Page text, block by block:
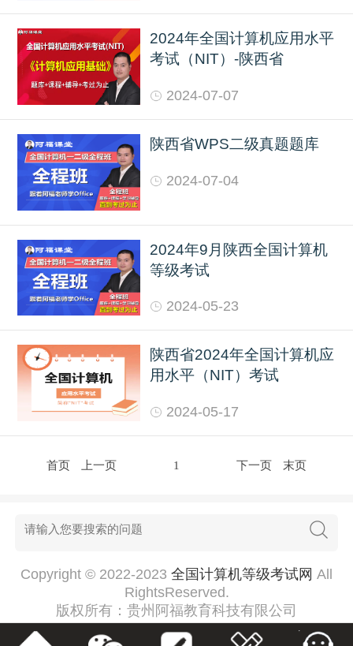
2024年全国计算机应用水平
考试（NIT）-陕西省
2024-07-07
陕西省WPS二级真题题库
2024-07-04
2024年9月陕西全国计算机
等级考试
2024-05-23
陕西省2024年全国计算机应
用水平（NIT）考试
2024-05-17
首页 上一页 1 下一页 末页
Copyright © 2022-2023 全国计算机等级考试网 All
RightsReserved.
版权所有：贵州阿福教育科技有限公司